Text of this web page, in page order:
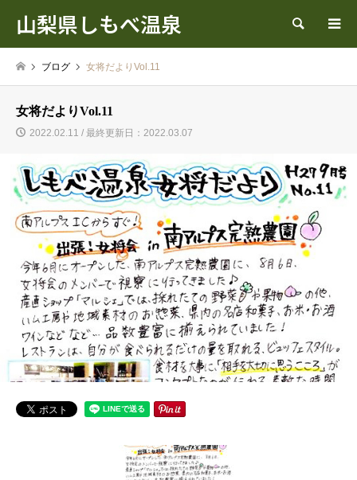
山梨県しもべ温泉 検索
ブログ 女将だよりVol.11
女将だよりVol.11
2022.02.11 / 最終更新日：2022.03.07